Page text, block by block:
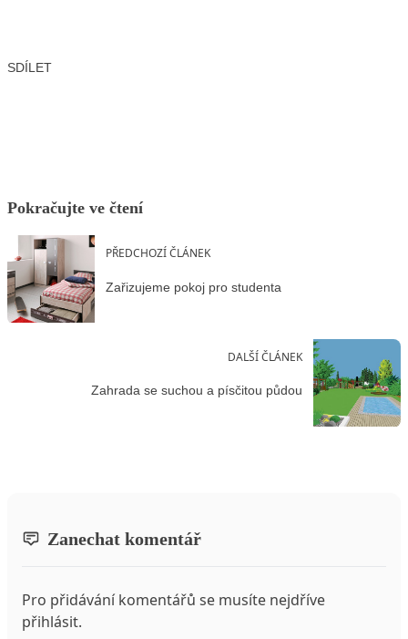
SDÍLET
Pokračujte ve čtení
PŘEDCHOZÍ ČLÁNEK
Zařizujeme pokoj pro studenta
DALŠÍ ČLÁNEK
Zahrada se suchou a písčitou půdou
Zanechat komentář
Pro přidávání komentářů se musíte nejdříve
přihlásit.